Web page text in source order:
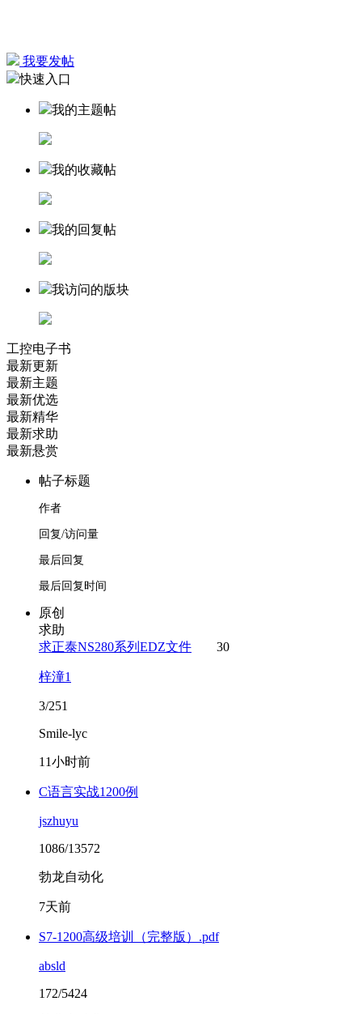
我要发帖
快速入口
我的主题帖
我的收藏帖
我的回复帖
我访问的版块
工控电子书
最新更新
最新主题
最新优选
最新精华
最新求助
最新悬赏
帖子标题
作者
回复/访问量
最后回复
最后回复时间
原创
求助
求正泰NS280系列EDZ文件
30
梓潼1
3/251
Smile-lyc
11小时前
C语言实战1200例
jszhuyu
1086/13572
勃龙自动化
7天前
S7-1200高级培训（完整版）.pdf
absld
172/5424